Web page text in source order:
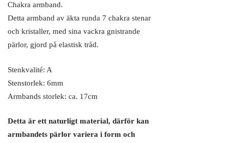
Chakra armband.
Detta armband av äkta runda 7 chakra stenar
och kristaller, med sina vackra gnistrande
pärlor, gjord på elastisk tråd.
Stenkvalité: A
Stenstorlek: 6mm
Armbands storlek: ca. 17cm
Detta är ett naturligt material, därför kan
armbandets pärlor variera i form och